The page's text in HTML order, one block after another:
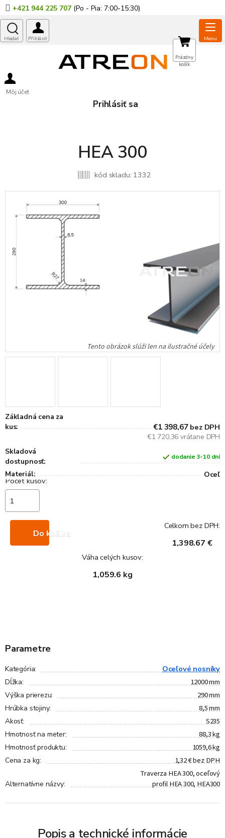
Prejsť
na
obsah
+421 944 225 707
Môj účet
Prihlásiť sa
NÁKUPNÝ
KOŠÍK
Prázdny
košík
HEA 300
kód skladu: 1332
Základná cena za
kus:
€1 398,67 bez DPH
€1 720,36 vrátane DPH
Skladová
dostupnosť:
dodanie 3-10 dní
Materiál: Oceľ
Do košíka
Váha celých kusov:
1,059.6 kg
Celkom bez DPH:
1,398.67 €
Parametre
Kategória: Oceľové nosníky
Dĺžka: 12000 mm
Výška prierezu: 290 mm
Hrúbka stojiny: 8,5 mm
Akosť: S235
Hmotnosť na meter: 88,3 kg
Hmotnosť produktu: 1059,6 kg
Cena za kg: 1,32 € bez DPH
Alternatívne názvy:
Traverza HEA 300, oceľový
profil HEA 300, HEA300
Popis a technické informácie